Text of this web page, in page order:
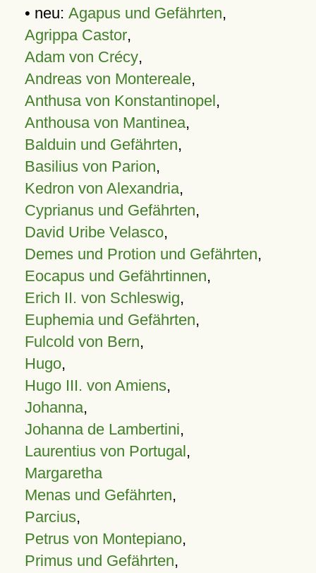
• neu: Agapus und Gefährten,
Agrippa Castor,
Adam von Crécy,
Andreas von Montereale,
Anthusa von Konstantinopel,
Anthousa von Mantinea,
Balduin und Gefährten,
Basilius von Parion,
Kedron von Alexandria,
Cyprianus und Gefährten,
David Uribe Velasco,
Demes und Protion und Gefährten,
Eocapus und Gefährtinnen,
Erich II. von Schleswig,
Euphemia und Gefährten,
Fulcold von Bern,
Hugo,
Hugo III. von Amiens,
Johanna,
Johanna de Lambertini,
Laurentius von Portugal,
Margaretha
Menas und Gefährten,
Parcius,
Petrus von Montepiano,
Primus und Gefährten,